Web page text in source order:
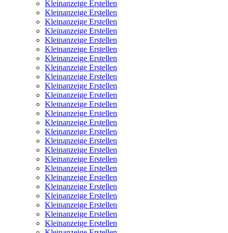
Kleinanzeige Erstellen
Kleinanzeige Erstellen
Kleinanzeige Erstellen
Kleinanzeige Erstellen
Kleinanzeige Erstellen
Kleinanzeige Erstellen
Kleinanzeige Erstellen
Kleinanzeige Erstellen
Kleinanzeige Erstellen
Kleinanzeige Erstellen
Kleinanzeige Erstellen
Kleinanzeige Erstellen
Kleinanzeige Erstellen
Kleinanzeige Erstellen
Kleinanzeige Erstellen
Kleinanzeige Erstellen
Kleinanzeige Erstellen
Kleinanzeige Erstellen
Kleinanzeige Erstellen
Kleinanzeige Erstellen
Kleinanzeige Erstellen
Kleinanzeige Erstellen
Kleinanzeige Erstellen
Kleinanzeige Erstellen
Kleinanzeige Erstellen